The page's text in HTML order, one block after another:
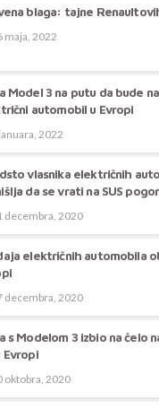
blaga: tajne
maja, 2022
Model 3 na putu da bude
automobil u Evropi
2022
vlasnika električnih
da se vrati na SUS
decembra, 2020
električnih automobila
decembra, 2020
s Modelom 3 izbio na čelo
Evropi
oktobra, 2020